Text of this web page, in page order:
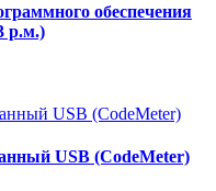
обеспечения
р.м.)
USB (CodeMeter)